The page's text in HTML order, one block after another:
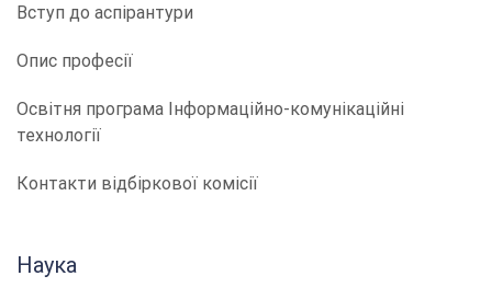
Вступ до аспірантури
Опис професії
​​Освітня програма Інформаційно-комунікаційні
технології
Контакти відбіркової комісії
Наука